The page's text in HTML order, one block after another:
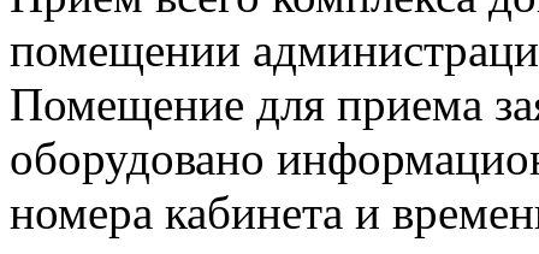
помещении
Помещение для приема
оборудовано
номера кабинета и